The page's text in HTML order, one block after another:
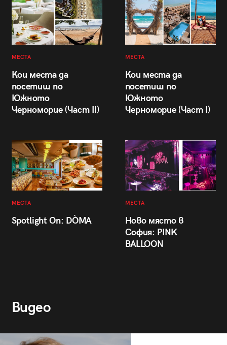
МЕСТА
Кои места да
посетиш по
Южното
Черноморие (Част II)
МЕСТА
Кои места да
посетиш по
Южното
Черноморие (Част I)
МЕСТА
Spotlight On: DÒMA
МЕСТА
Ново място в
София: PINK
BALLOON
Видео